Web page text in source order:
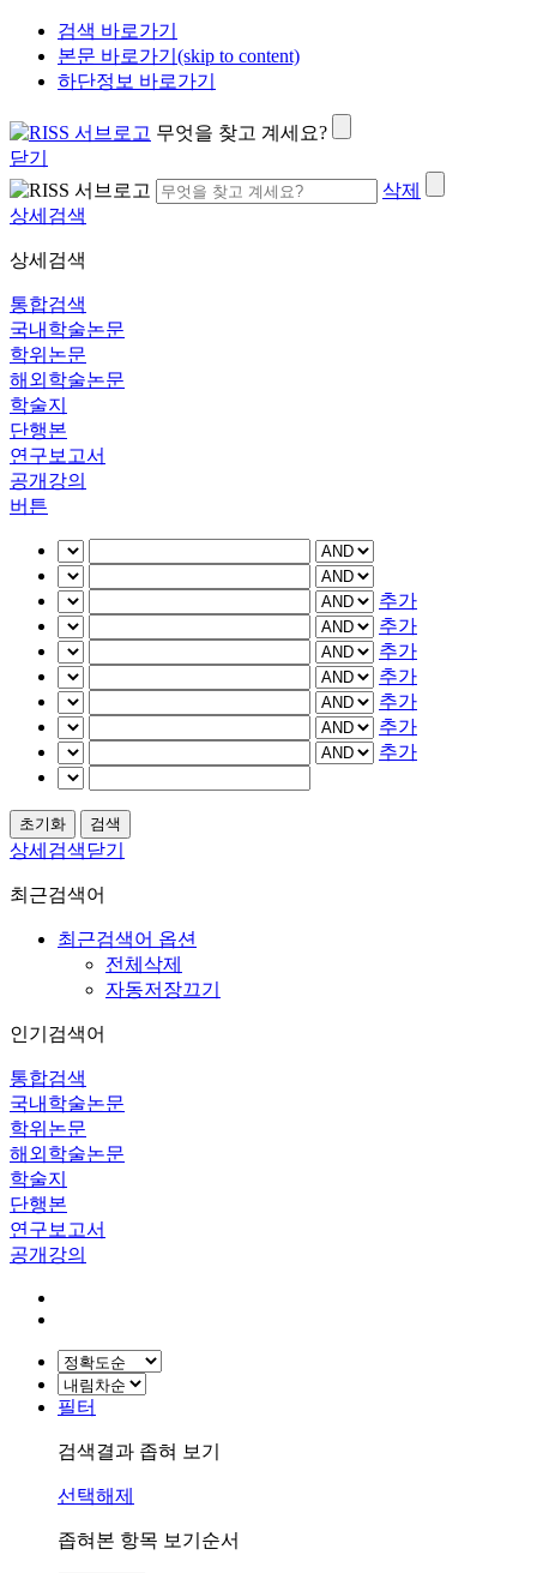
검색 바로가기
본문 바로가기(skip to content)
하단정보 바로가기
무엇을 찾고 계세요?
닫기
삭제
상세검색
상세검색
통합검색
국내학술논문
학위논문
해외학술논문
학술지
단행본
연구보고서
공개강의
버튼
추가
추가
추가
추가
추가
추가
추가
상세검색닫기
최근검색어
최근검색어 옵션
전체삭제
자동저장끄기
인기검색어
통합검색
국내학술논문
학위논문
해외학술논문
학술지
단행본
연구보고서
공개강의
필터
검색결과 좁혀 보기
선택해제
좁혀본 항목 보기순서